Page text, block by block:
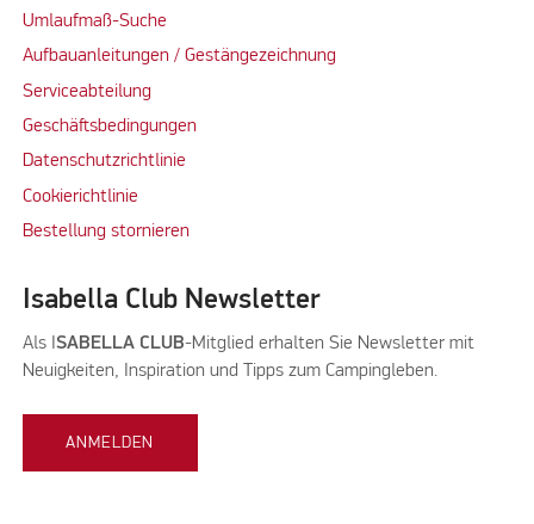
Umlaufmaß-Suche
Aufbauanleitungen / Gestängezeichnung
Serviceabteilung
Geschäftsbedingungen
Datenschutzrichtlinie
Cookierichtlinie
Bestellung stornieren
Isabella Club Newsletter
Als ISABELLA CLUB-Mitglied erhalten Sie Newsletter mit
Neuigkeiten, Inspiration und Tipps zum Campingleben.
ANMELDEN